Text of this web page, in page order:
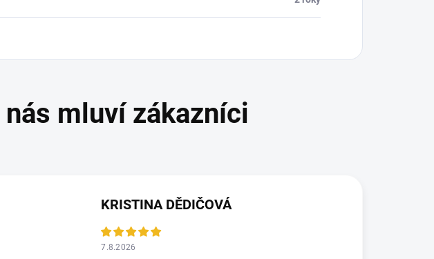
KRISTINA DĚDIČOVÁ
7.8.2026